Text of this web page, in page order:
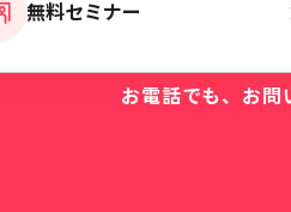
無料セミナー
お電話でも、お問